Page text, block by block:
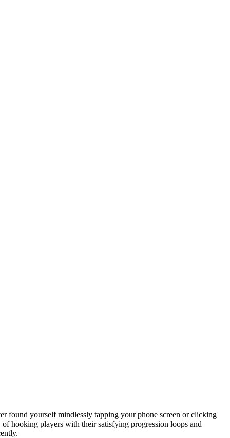
yourself mindlessly tapping your phone screen or clicking
hooking players with their satisfying progression loops and